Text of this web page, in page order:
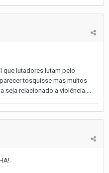
que lutadores lutam pelo
tosquisse mas muitos
relacionado a violência....